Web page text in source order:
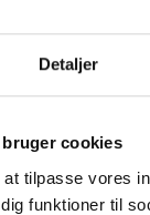
Detaljer
bruger cookies
tilpasse vores
funktioner til
59, DK-8464
CVR nr. 17075446